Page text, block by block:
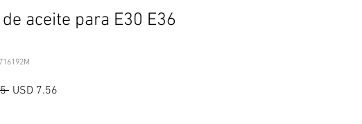
aceite para E30 E36
Precio
USD 7.56